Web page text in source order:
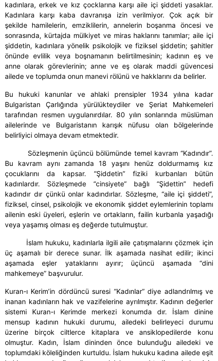
kadınlara, erkek ve kız çocklarına karşı aile içi şiddeti yasaklar.
Kadınlara karşı kaba davranışa izin verilmiyor. Çok açık bir
şekilde hamilelerin, emziklilerin, annelerin boşanma öncesi ve
sonrasında, kürtajda mülkiyet ve miras haklarını tanımlar; aile içi
şiddetin, kadınlara yönelik psikolojik ve fiziksel şiddetin; şahitler
önünde evlilik veya boşnamanın belirtilmesinin; kadının eş ve
anne olarak görevlerinin; anne ve eş olarak maddi güvencesi
ailede ve toplumda onun manevi rölünü ve hakklarını da belirler.
Bu hukuki kanunlar ve ahlaki prensipler 1934 yılına kadar
Bulgaristan Çarlığında yürülükteydiler ve Şeriat Mahkemeleri
tarafından resmen uygulanırdılar. 80 yılın sonlarında müslüman
ailelerinde ve Bulgaristanın karışık nüfusu olan bölgelerinde
belirliyici olmaya devam etmektedir.
Sözleşmenin üçüncü bölümünde temel kavram “Kadındır”.
Bu kavram aynı zamanda 18 yaşını henüz doldurmamış kız
çocuklarını da kapsar. “Şiddetin” fiziki kurbanları bütün
kadınlardır. Sözleşmede “cinsiyete” bağlı “Şidettin” hedefi
kadındır dır çünkü onlar kadındırlar. Sözleşme, “aile içi şiddeti”,
fiziksel, cinsel, psikolojik ve ekonomik şiddet eylemlerinin toplamı
ailenin eski üyeleri, eşlerin ve ortakların, failin kurbanla yaşadığı
veya yaşamış olması eş değerde tutulmuştur.
İslam hukuku, kadınlarla ilgili aile çatışmalarını çözmek için
üç aşamalı bir derece sunar. İlk aşamada nasihat edilir; ikinci
aşamada eşler yataklarını ayırır; üçüncü aşamada “dini
mahkemeye” başvurulur.
Kuran-ı Kerim’in dördüncü suresi “Kadınlar” diye adlandrılmış ve
inanan kadınların hak ve vazifelerine ayrılmıştır. Kadının değerler
sistemi Kuran-ı Kerimde merkezi konumda dır. İslam dinine
mensup kadının hukuki durumu, ailedeki belirleyeci durumu
üzerine birçok ciltlerce kitaplara ve ansiklopedilerde konu
olmuştur. Kadın, İslam dininden önce bulunduğu ailedeki ve
toplumdaki köleliğinden kurtuldu. İslam hukuku kadına ailede eşit